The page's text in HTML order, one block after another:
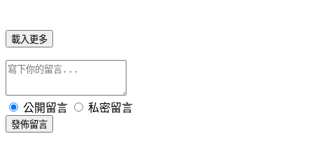
載入更多
公開留言 私密留言
發佈留言